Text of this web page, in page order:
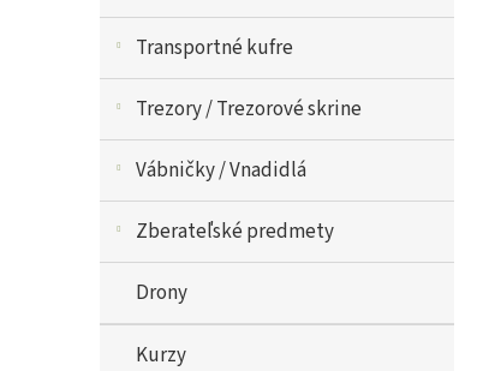
Transportné kufre
Trezory / Trezorové skrine
Vábničky / Vnadidlá
Zberateľské predmety
Drony
Kurzy